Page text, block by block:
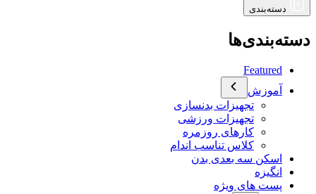
دسته‌بندی
دسته‌بندی‌ها
Featured
آموزش
تجهیزات بدنسازی
تجهیزات ورزشی
کارهای روزمره
کلاس تناسب اندام
اسکن سه بعدی بدن
انگیزه
پست های ویژه